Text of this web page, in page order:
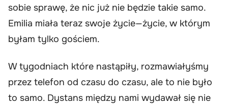
sobie sprawę, że nic już nie będzie takie samo.
Emilia miała teraz swoje życie—życie, w którym
byłam tylko gościem.
W tygodniach które nastąpiły, rozmawiałyśmy
przez telefon od czasu do czasu, ale to nie było
to samo. Dystans między nami wydawał się nie